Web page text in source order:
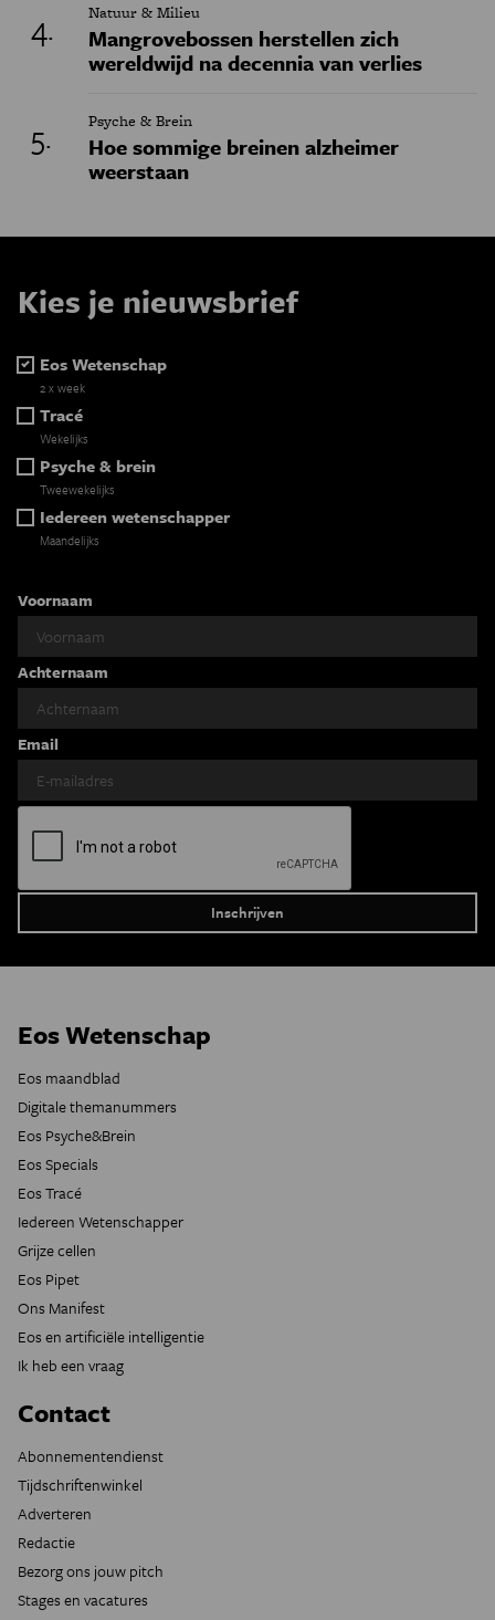
Natuur & Milieu
Mangrovebossen herstellen zich
wereldwijd na decennia van verlies
Psyche & Brein
Hoe sommige breinen alzheimer
weerstaan
Kies je nieuwsbrief
Eos Wetenschap
2 x week
Tracé
Wekelijks
Psyche & brein
Tweewekelijks
Iedereen wetenschapper
Maandelijks
Voornaam
Achternaam
Email
Eos Wetenschap
Eos maandblad
Digitale themanummers
Eos Psyche&Brein
Eos Specials
Eos Tracé
Iedereen Wetenschapper
Grijze cellen
Eos Pipet
Ons Manifest
Eos en artificiële intelligentie
Ik heb een vraag
Contact
Abonnementendienst
Tijdschriftenwinkel
Adverteren
Redactie
Bezorg ons jouw pitch
Stages en vacatures